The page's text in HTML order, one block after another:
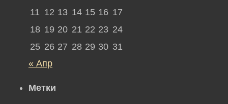
11 12 13 14 15 16 17
18 19 20 21 22 23 24
25 26 27 28 29 30 31
« Апр
Метки